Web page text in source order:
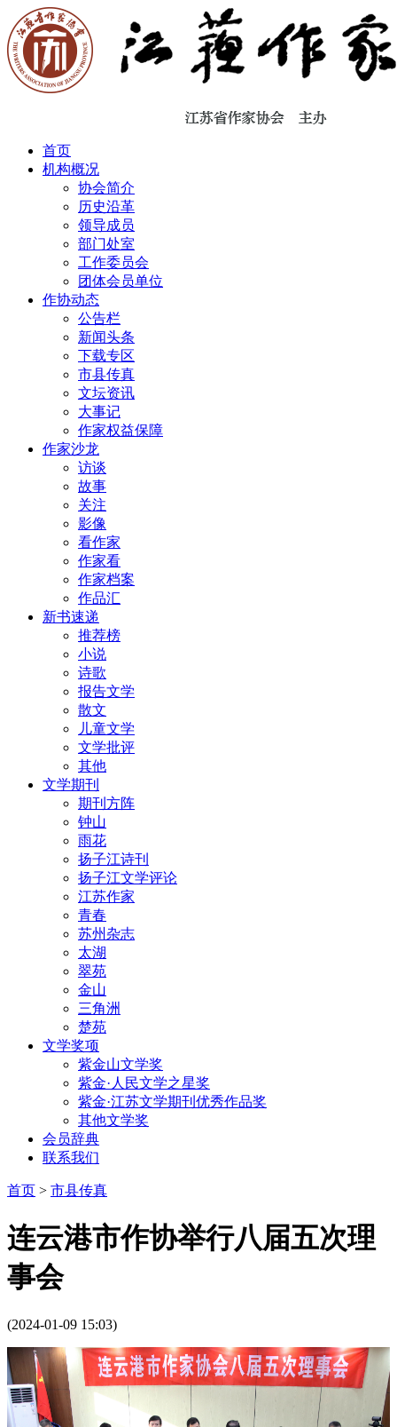
首页
机构概况
协会简介
历史沿革
领导成员
部门处室
工作委员会
团体会员单位
作协动态
公告栏
新闻头条
下载专区
市县传真
文坛资讯
大事记
作家权益保障
作家沙龙
访谈
故事
关注
影像
看作家
作家看
作家档案
作品汇
新书速递
推荐榜
小说
诗歌
报告文学
散文
儿童文学
文学批评
其他
文学期刊
期刊方阵
钟山
雨花
扬子江诗刊
扬子江文学评论
江苏作家
青春
苏州杂志
太湖
翠苑
金山
三角洲
楚苑
文学奖项
紫金山文学奖
紫金·人民文学之星奖
紫金·江苏文学期刊优秀作品奖
其他文学奖
会员辞典
联系我们
首页 > 市县传真
连云港市作协举行八届五次理
事会
(2024-01-09 15:03)